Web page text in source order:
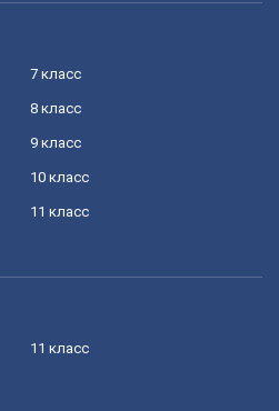
7 класс
8 класс
9 класс
10 класс
11 класс
11 класс